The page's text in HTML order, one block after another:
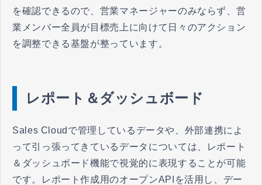
を確認できるので、営業マネージャーのみならず、営
業メンバー全員が目標売上に向けて日々のアクション
を調整できる基盤が整っています。
レポート＆ダッシュボード
Sales Cloudで管理しているデータや、外部連携によ
って引っ張ってきているデータについては、レポート
＆ダッシュボード機能で視覚的に表現することが可能
です。レポート作成用のオープンAPIを活用し、デー